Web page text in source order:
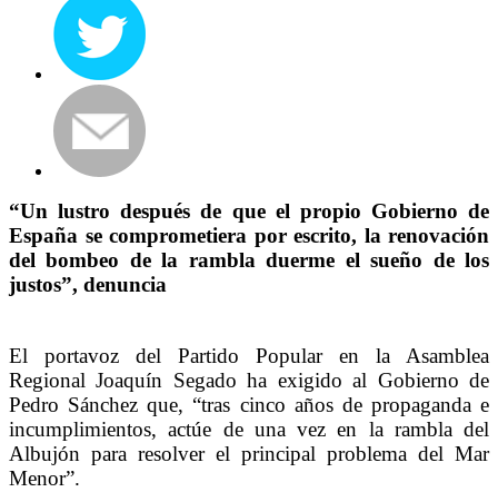
“Un lustro después de que el propio Gobierno de
España se comprometiera por escrito, la renovación
del bombeo de la rambla duerme el sueño de los
justos”, denuncia
El portavoz del Partido Popular en la Asamblea
Regional Joaquín Segado ha exigido al Gobierno de
Pedro Sánchez que, “tras cinco años de propaganda e
incumplimientos, actúe de una vez en la rambla del
Albujón para resolver el principal problema del Mar
Menor”.